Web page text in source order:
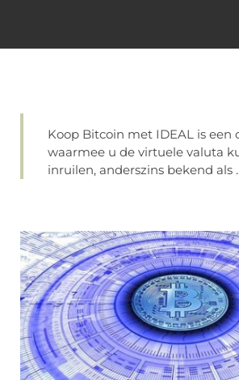
Koop Bitcoin met IDEAL is een
waarmee u de virtuele valuta
inruilen, anderszins bekend als